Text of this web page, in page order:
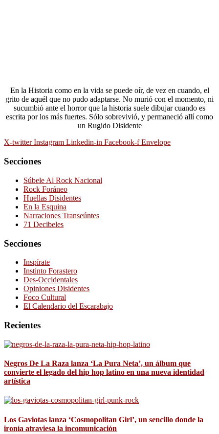
En la Historia como en la vida se puede oír, de vez en cuando, el
grito de aquél que no pudo adaptarse. No murió con el momento, ni
sucumbió ante el horror que la historia suele dibujar cuando es
escrita por los más fuertes. Sólo sobrevivió, y permaneció allí como
un Rugido Disidente
X-twitter Instagram Linkedin-in Facebook-f Envelope
Secciones
Súbele Al Rock Nacional
Rock Foráneo
Huellas Disidentes
En la Esquina
Narraciones Transeúntes
71 Decibeles
Secciones
Inspírate
Instinto Forastero
Des-Occidentales
Opiniones Disidentes
Foco Cultural
El Calendario del Escarabajo
Recientes
Negros De La Raza lanza ‘La Pura Neta’, un álbum que
convierte el legado del hip hop latino en una nueva identidad
artística
Los Gaviotas lanza ‘Cosmopolitan Girl’, un sencillo donde la
ironía atraviesa la incomunicación